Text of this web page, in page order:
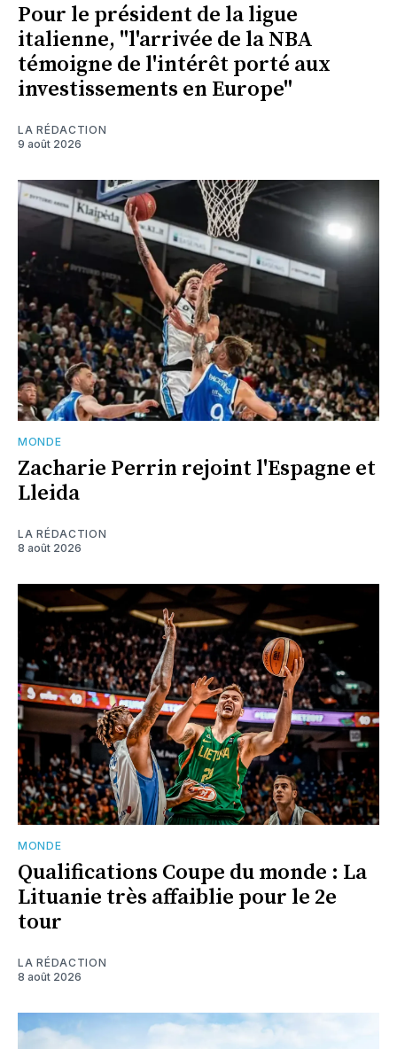
Pour le président de la ligue
italienne, "l'arrivée de la NBA
témoigne de l'intérêt porté aux
investissements en Europe"
LA RÉDACTION
9 août 2026
MONDE
Zacharie Perrin rejoint l'Espagne et
Lleida
LA RÉDACTION
8 août 2026
MONDE
Qualifications Coupe du monde : La
Lituanie très affaiblie pour le 2e
tour
LA RÉDACTION
8 août 2026